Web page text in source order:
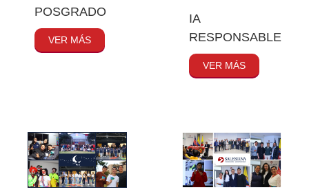
POSGRADO
VER MÁS
IA
RESPONSABLE
VER MÁS